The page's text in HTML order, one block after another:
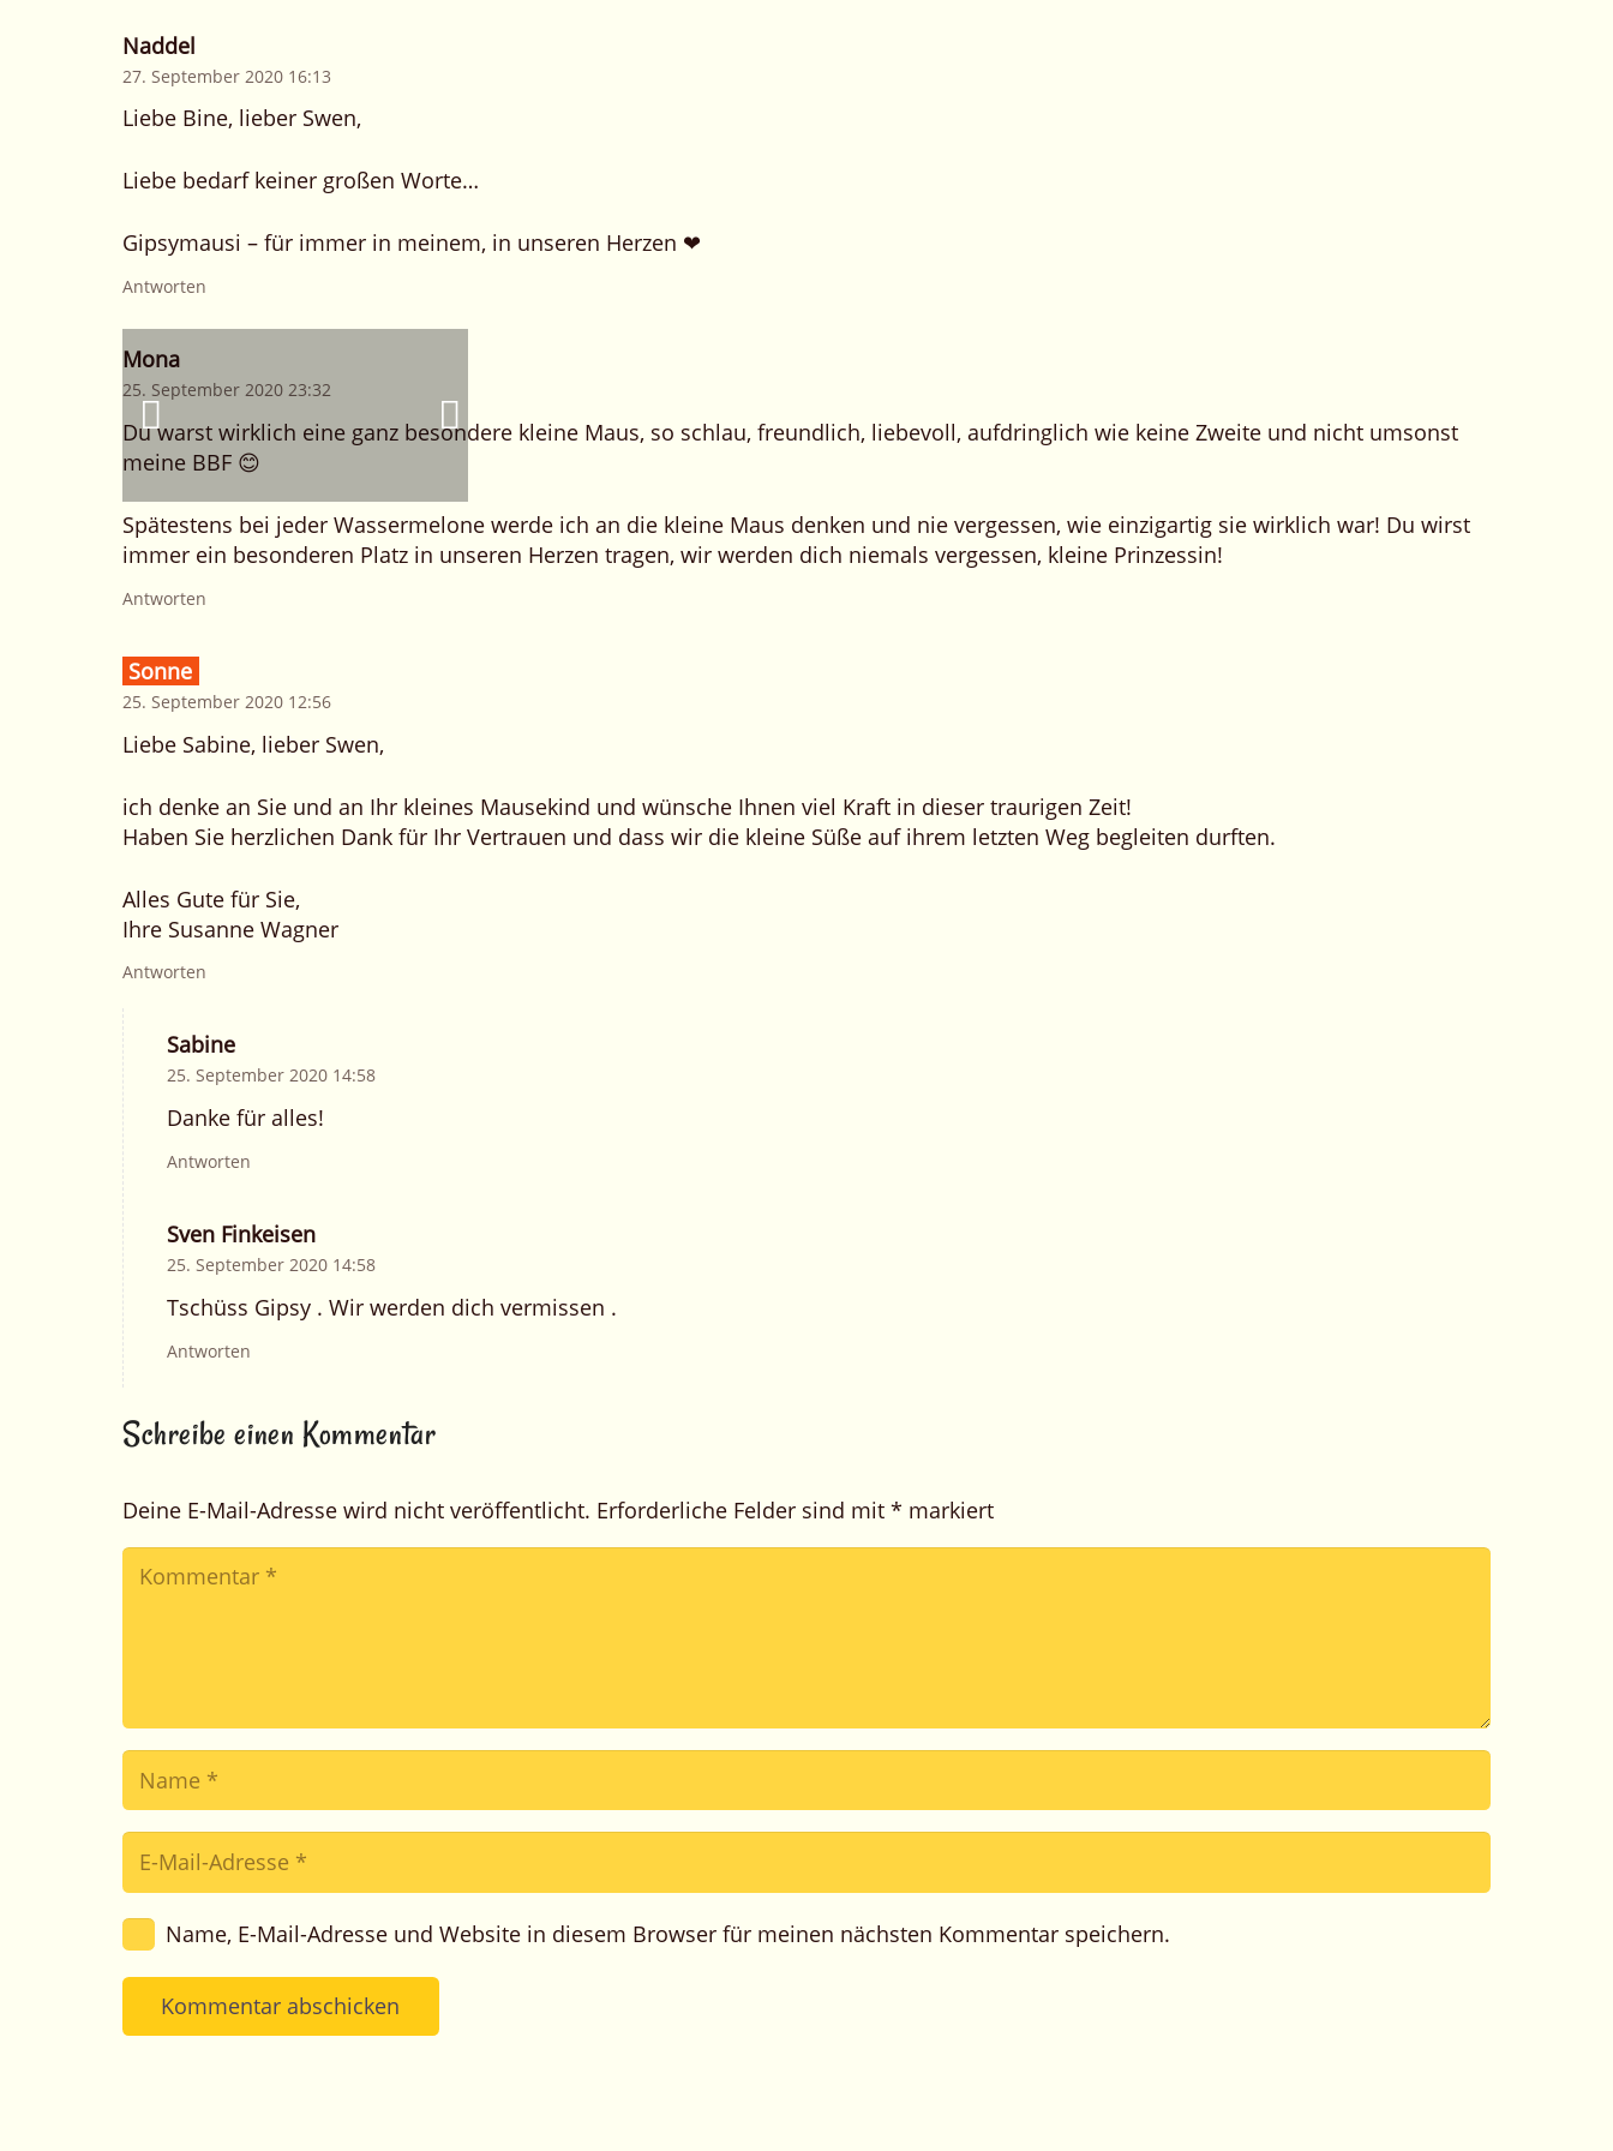
Naddel
27. September 2020 16:13
Liebe Bine, lieber Swen,
Liebe bedarf keiner großen Worte…
Gipsymausi – für immer in meinem, in unseren Herzen ❤
Antworten
Mona
25. September 2020 23:32
Du warst wirklich eine ganz besondere kleine Maus, so schlau, freundlich, liebevoll, aufdringlich wie keine Zweite und nicht umsonst
meine BBF 😊
Spätestens bei jeder Wassermelone werde ich an die kleine Maus denken und nie vergessen, wie einzigartig sie wirklich war! Du wirst
immer ein besonderen Platz in unseren Herzen tragen, wir werden dich niemals vergessen, kleine Prinzessin!
Antworten
Sonne
25. September 2020 12:56
Liebe Sabine, lieber Swen,
ich denke an Sie und an Ihr kleines Mausekind und wünsche Ihnen viel Kraft in dieser traurigen Zeit!
Haben Sie herzlichen Dank für Ihr Vertrauen und dass wir die kleine Süße auf ihrem letzten Weg begleiten durften.
Alles Gute für Sie,
Ihre Susanne Wagner
Antworten
Sabine
25. September 2020 14:58
Danke für alles!
Antworten
Sven Finkeisen
25. September 2020 14:58
Tschüss Gipsy . Wir werden dich vermissen .
Antworten
Schreibe einen Kommentar
Deine E-Mail-Adresse wird nicht veröffentlicht. Erforderliche Felder sind mit * markiert
Name, E-Mail-Adresse und Website in diesem Browser für meinen nächsten Kommentar speichern.
Kommentar abschicken